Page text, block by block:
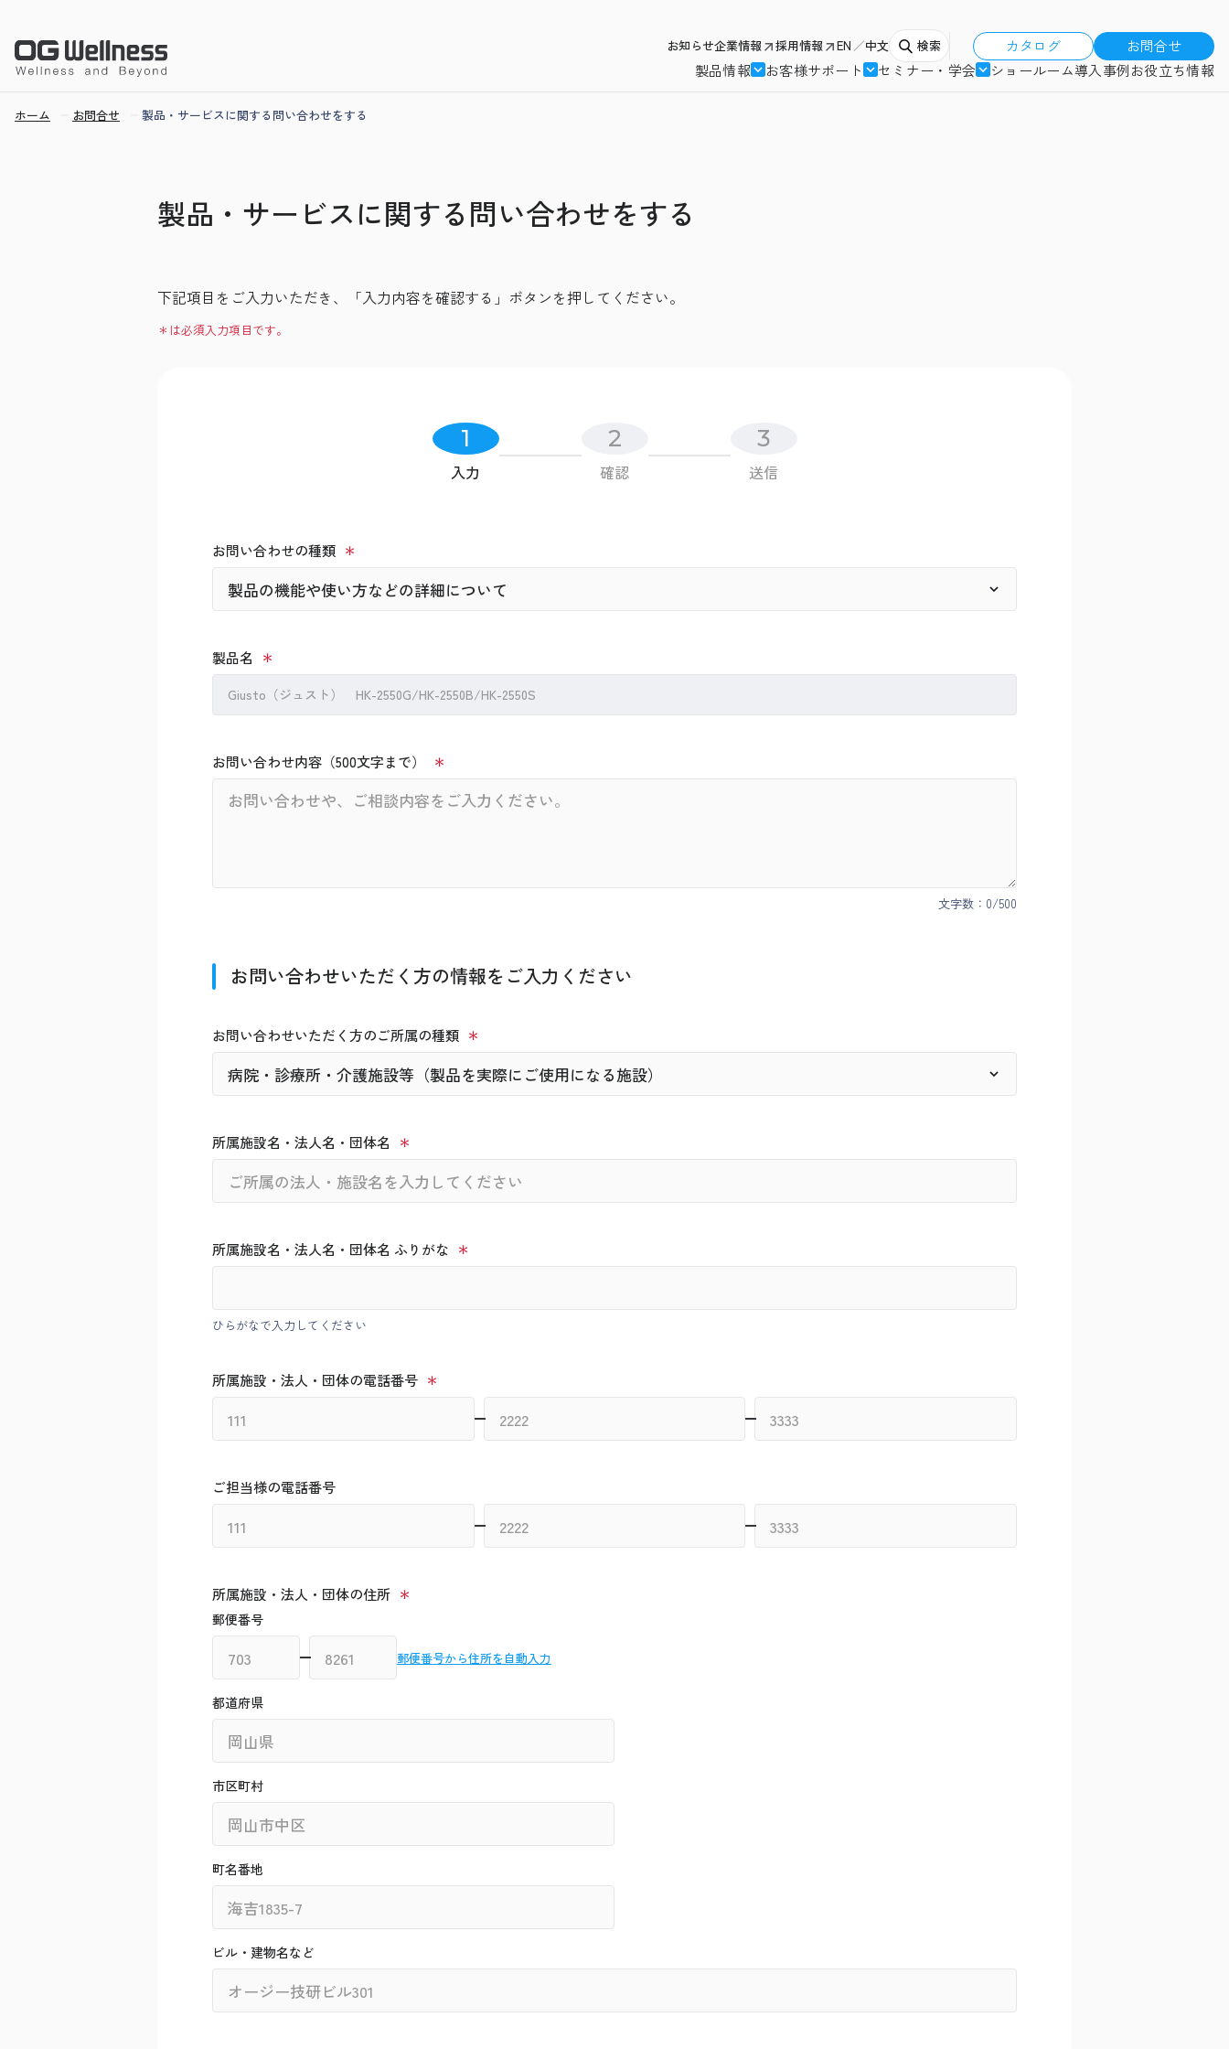
お知らせ企業情報 採用情報 EN 中文 検索 カタログ
お問合せ
製品情報
お客様サポート セミナー・学会 ショールーム導入事例お役立ち情報
ホーム お問合せ 製品・サービスに関する問い合わせをする
製品・サービスに関する問い合わせをする
下記項目をご入力いただき、「入力内容を確認する」ボタンを押してください。
＊は必須入力項目です。
1
入力
2
確認
3
送信
お問い合わせの種類
製品名
Giusto（ジュスト） HK-2550G/HK-2550B/HK-2550S
お問い合わせ内容（500文字まで）
文字数： 0/500
お問い合わせいただく方の情報をご入力ください
お問い合わせいただく方のご所属の種類
所属施設名・法人名・団体名
所属施設名・法人名・団体名 ふりがな
ひらがなで入力してください
所属施設・法人・団体の電話番号
ご担当様の電話番号
所属施設・法人・団体の住所
郵便番号
郵便番号から住所を自動入力
都道府県
市区町村
町名番地
ビル・建物名など